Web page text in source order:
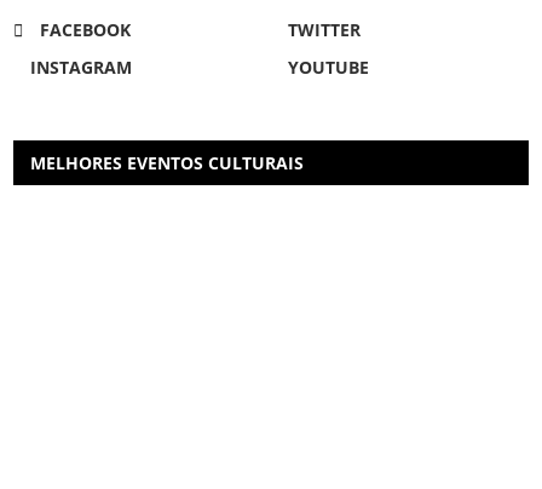
FACEBOOK
TWITTER
INSTAGRAM
YOUTUBE
MELHORES EVENTOS CULTURAIS